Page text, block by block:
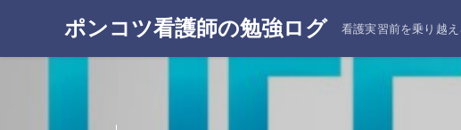
ポンコツ看護師の勉強ログ 看護実習前を乗り越え